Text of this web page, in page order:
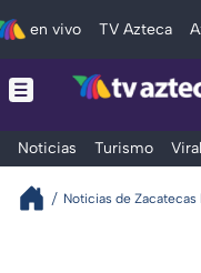
en vivo TV Azteca
Noticias Turismo
Noticias de Zacatecas